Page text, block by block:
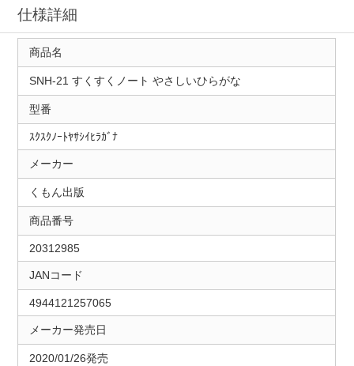
仕様詳細
商品名
SNH-21 すくすくノート やさしいひらがな
型番
ｽｸｽｸﾉｰﾄﾔｻｼｲﾋﾗｶﾞﾅ
メーカー
くもん出版
商品番号
20312985
JANコード
4944121257065
メーカー発売日
2020/01/26発売